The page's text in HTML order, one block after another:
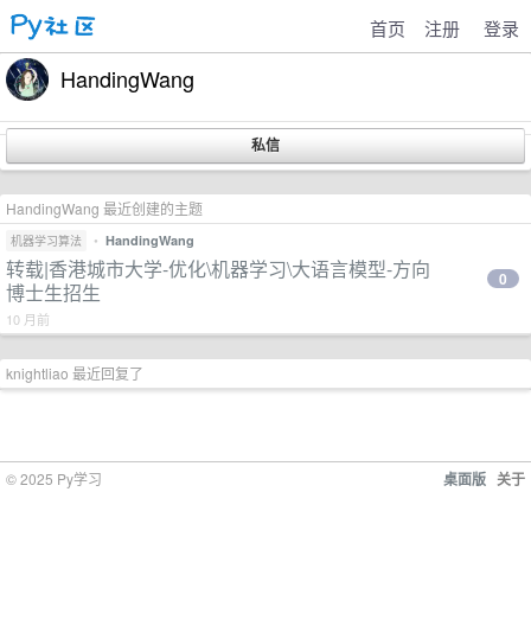
首页 注册 登录
HandingWang
HandingWang 最近创建的主题
机器学习算法 • HandingWang
转载|香港城市大学-优化\机器学习\大语言模型-方向
博士生招生
10 月前
0
knightliao 最近回复了
桌面版 关于
© 2025 Py学习